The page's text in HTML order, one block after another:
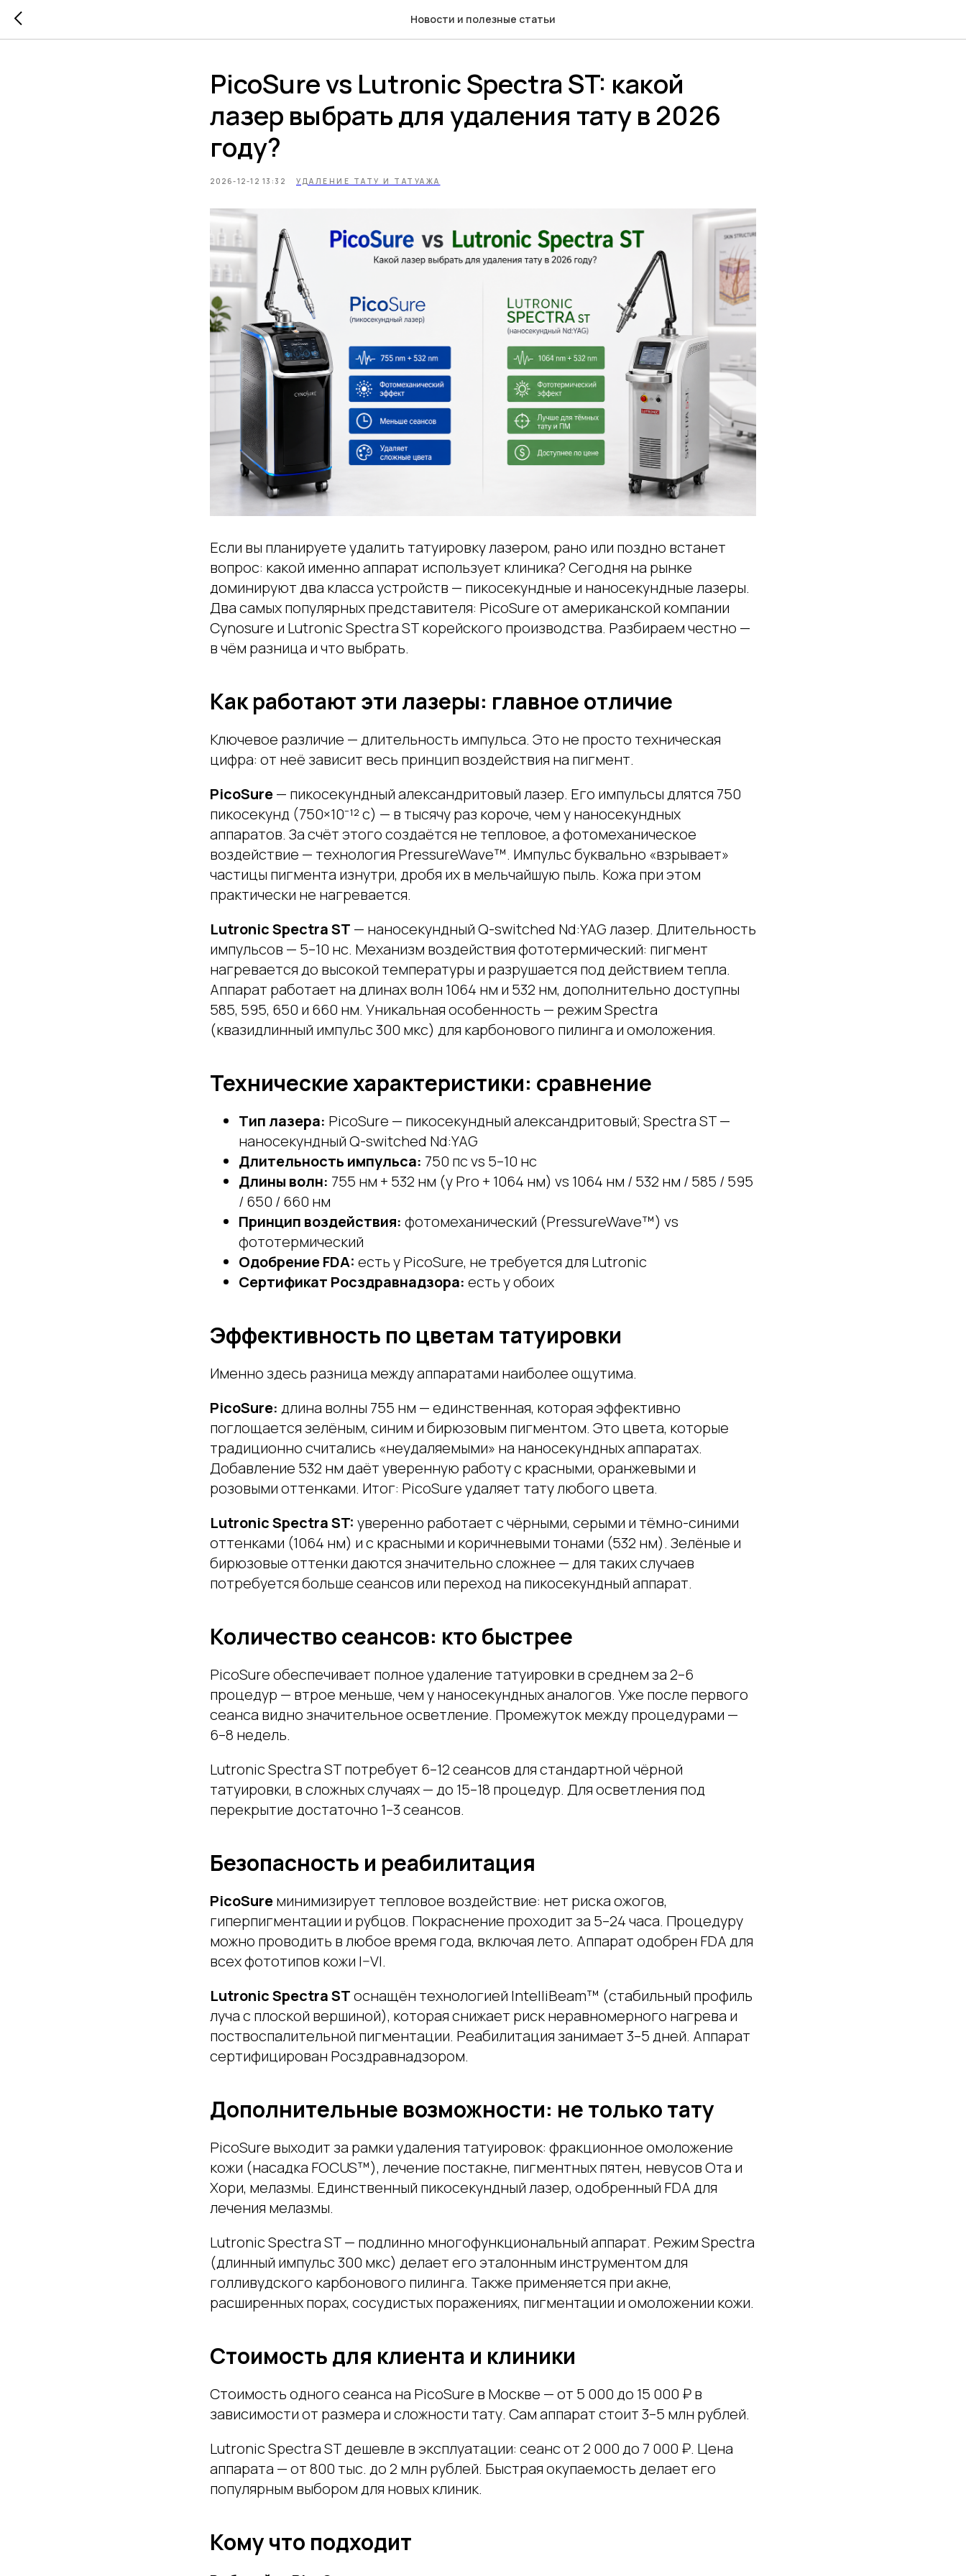
Новости и полезные статьи
PicoSure vs Lutronic Spectra ST: какой
лазер выбрать для удаления тату в 2026
году?
2026-12-12 13:32 УДАЛЕНИЕ ТАТУ И ТАТУАЖА
Если вы планируете удалить татуировку лазером, рано или поздно встанет
вопрос: какой именно аппарат использует клиника? Сегодня на рынке
доминируют два класса устройств — пикосекундные и наносекундные лазеры.
Два самых популярных представителя: PicoSure от американской компании
Cynosure и Lutronic Spectra ST корейского производства. Разбираем честно —
в чём разница и что выбрать.
Как работают эти лазеры: главное отличие
Ключевое различие — длительность импульса. Это не просто техническая
цифра: от неё зависит весь принцип воздействия на пигмент.
PicoSure— пикосекундный александритовый лазер. Его импульсы длятся 750
пикосекунд (750×10⁻¹² с) — в тысячу раз короче, чем у наносекундных
аппаратов. За счёт этого создаётся не тепловое, а фотомеханическое
воздействие — технология PressureWave™. Импульс буквально «взрывает»
частицы пигмента изнутри, дробя их в мельчайшую пыль. Кожа при этом
практически не нагревается.
Lutronic Spectra ST — наносекундный Q-switched Nd:YAG лазер. Длительность
импульсов — 5–10 нс. Механизм воздействия фототермический: пигмент
нагревается до высокой температуры и разрушается под действием тепла.
Аппарат работает на длинах волн 1064 нм и 532 нм, дополнительно доступны
585, 595, 650 и 660 нм. Уникальная особенность — режим Spectra
(квазидлинный импульс 300 мкс) для карбонового пилинга и омоложения.
Технические характеристики: сравнение
Тип лазера: PicoSure — пикосекундный александритовый; Spectra ST —
наносекундный Q-switched Nd:YAG
Длительность импульса: 750 пс vs 5–10 нс
Длины волн: 755 нм + 532 нм (у Pro + 1064 нм) vs 1064 нм / 532 нм / 585 / 595
/ 650 / 660 нм
Принцип воздействия: фотомеханический (PressureWave™) vs
фототермический
Одобрение FDA: есть у PicoSure, не требуется для Lutronic
Сертификат Росздравнадзора: есть у обоих
Эффективность по цветам татуировки
Именно здесь разница между аппаратами наиболее ощутима.
PicoSure: длина волны 755 нм — единственная, которая эффективно
поглощается зелёным, синим и бирюзовым пигментом. Это цвета, которые
традиционно считались «неудаляемыми» на наносекундных аппаратах.
Добавление 532 нм даёт уверенную работу с красными, оранжевыми и
розовыми оттенками. Итог: PicoSure удаляет тату любого цвета.
Lutronic Spectra ST: уверенно работает с чёрными, серыми и тёмно-синими
оттенками (1064 нм) и с красными и коричневыми тонами (532 нм). Зелёные и
бирюзовые оттенки даются значительно сложнее — для таких случаев
потребуется больше сеансов или переход на пикосекундный аппарат.
Количество сеансов: кто быстрее
PicoSure обеспечивает полное удаление татуировки в среднем за 2–6
процедур — втрое меньше, чем у наносекундных аналогов. Уже после первого
сеанса видно значительное осветление. Промежуток между процедурами —
6–8 недель.
Lutronic Spectra ST потребует 6–12 сеансов для стандартной чёрной
татуировки, в сложных случаях — до 15–18 процедур. Для осветления под
перекрытие достаточно 1–3 сеансов.
Безопасность и реабилитация
PicoSureминимизирует тепловое воздействие: нет риска ожогов,
гиперпигментации и рубцов. Покраснение проходит за 5–24 часа. Процедуру
можно проводить в любое время года, включая лето. Аппарат одобрен FDA для
всех фототипов кожи I–VI.
Lutronic Spectra STоснащён технологией IntelliBeam™ (стабильный профиль
луча с плоской вершиной), которая снижает риск неравномерного нагрева и
поствоспалительной пигментации. Реабилитация занимает 3–5 дней. Аппарат
сертифицирован Росздравнадзором.
Дополнительные возможности: не только тату
PicoSure выходит за рамки удаления татуировок: фракционное омоложение
кожи (насадка FOCUS™), лечение постакне, пигментных пятен, невусов Ота и
Хори, мелазмы. Единственный пикосекундный лазер, одобренный FDA для
лечения мелазмы.
Lutronic Spectra ST — подлинно многофункциональный аппарат. Режим Spectra
(длинный импульс 300 мкс) делает его эталонным инструментом для
голливудского карбонового пилинга. Также применяется при акне,
расширенных порах, сосудистых поражениях, пигментации и омоложении кожи.
Стоимость для клиента и клиники
Стоимость одного сеанса на PicoSure в Москве — от 5 000 до 15 000 ₽ в
зависимости от размера и сложности тату. Сам аппарат стоит 3–5 млн рублей.
Lutronic Spectra ST дешевле в эксплуатации: сеанс от 2 000 до 7 000 ₽. Цена
аппарата — от 800 тыс. до 2 млн рублей. Быстрая окупаемость делает его
популярным выбором для новых клиник.
Кому что подходит